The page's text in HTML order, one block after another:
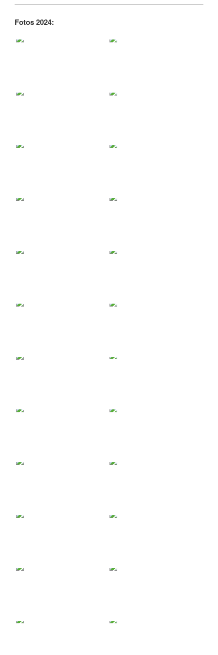
Fotos 2024: